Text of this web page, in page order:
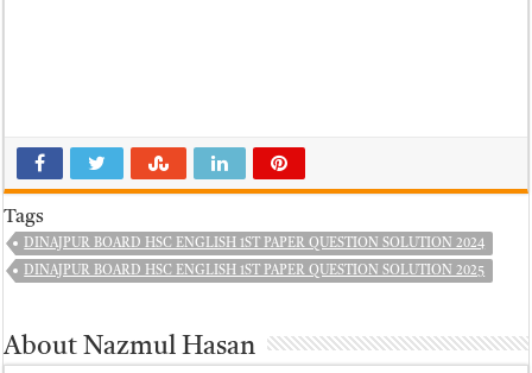
Tags
DINAJPUR BOARD HSC ENGLISH 1ST PAPER QUESTION SOLUTION 2024
DINAJPUR BOARD HSC ENGLISH 1ST PAPER QUESTION SOLUTION 2025
About Nazmul Hasan